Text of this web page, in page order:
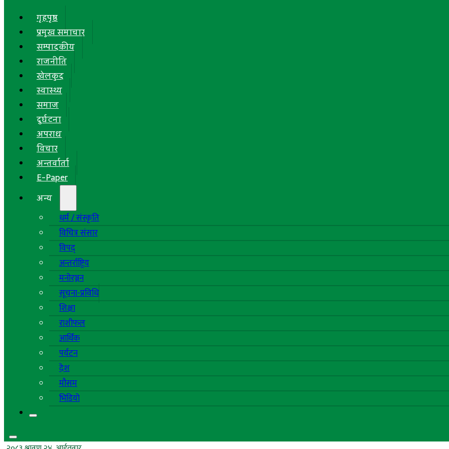
गृहपृष्ठ
प्रमुख समाचार
सम्पादकीय
राजनीति
खेलकुद
स्वास्थ्य
समाज
दुर्घटना
अपराध
विचार
अन्तर्वार्ता
E-Paper
अन्य
धर्म / संस्कृति
विचित्र संसार
विपद्
अन्तर्राष्ट्रिय
मनोरञ्जन
सूचना-प्रविधि
शिक्षा
राशीफल
आर्थिक
पर्यटन
देश
मौसम
भिडियो